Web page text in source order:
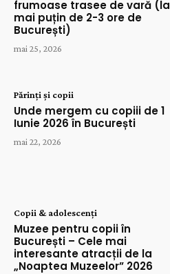
frumoase trasee de vară (la
mai puțin de 2-3 ore de
București)
mai 25, 2026
Părinți și copii
Unde mergem cu copiii de 1
Iunie 2026 în București
mai 22, 2026
Copii & adolescenți
Muzee pentru copii în
București – Cele mai
interesante atracții de la
„Noaptea Muzeelor” 2026